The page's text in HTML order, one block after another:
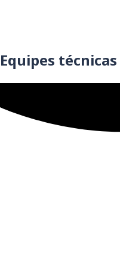
Equipes técnicas